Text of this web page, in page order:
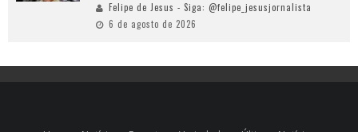
Felipe de Jesus - Siga: @felipe_jesusjornalista
6 de agosto de 2026